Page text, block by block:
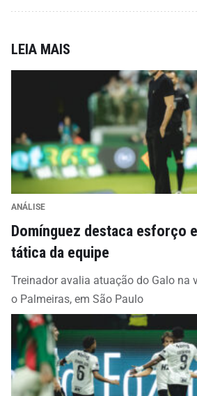
LEIA MAIS
ANÁLISE
Domínguez destaca esforço
tática da equipe
Treinador avalia atuação do Galo na
o Palmeiras, em São Paulo